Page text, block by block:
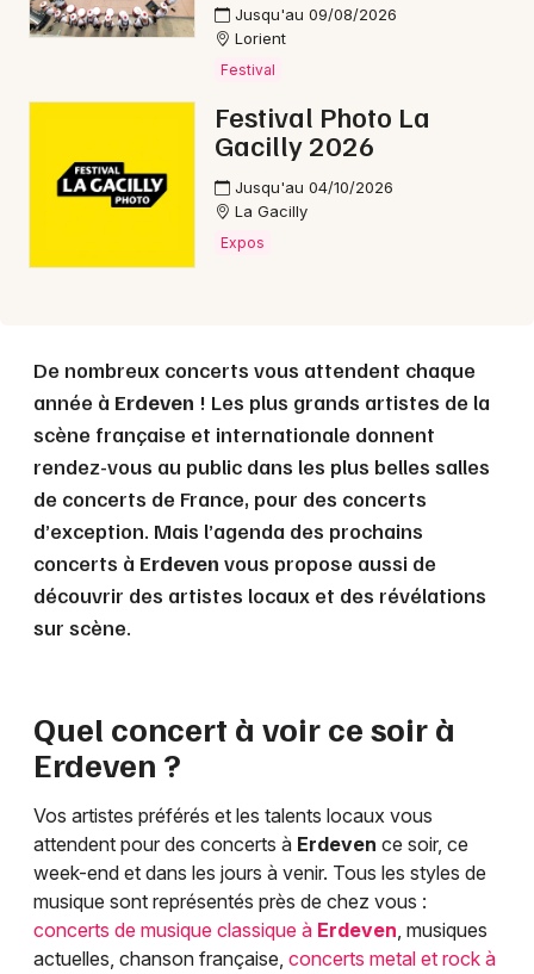
Je m'abonne
Jusqu'au 09/08/2026
Lorient
Festival
Festival Photo La
Gacilly 2026
Jusqu'au 04/10/2026
La Gacilly
Expos
De nombreux concerts vous attendent chaque
année à Erdeven ! Les plus grands artistes de la
scène française et internationale donnent
rendez-vous au public dans les plus belles salles
de concerts de France, pour des concerts
d’exception. Mais l’agenda des prochains
concerts à Erdeven vous propose aussi de
découvrir des artistes locaux et des révélations
sur scène.
Quel concert à voir ce soir à
Erdeven ?
Vos artistes préférés et les talents locaux vous
attendent pour des concerts à Erdeven ce soir, ce
week-end et dans les jours à venir. Tous les styles de
musique sont représentés près de chez vous :
concerts de musique classique à Erdeven, musiques
actuelles, chanson française, concerts metal et rock à